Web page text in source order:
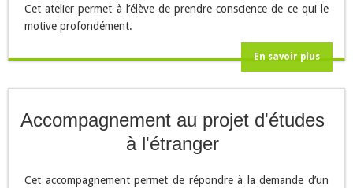
Cet atelier permet à l’élève de prendre conscience de ce qui le
motive profondément.
En savoir plus
Accompagnement au projet d'études
à l'étranger
Cet accompagnement permet de répondre à la demande d’un